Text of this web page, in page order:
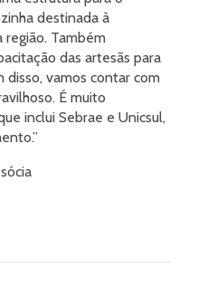
destinada à
região. Também
das artesãs para
disso, vamos contar com
É muito
inclui Sebrae e Unicsul,